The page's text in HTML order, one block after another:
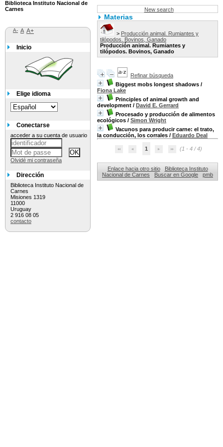
New search
Materias
> Producción animal. Rumiantes y
tilópodos. Bovinos, Ganado
Producción animal. Rumiantes y
tilópodos. Bovinos, Ganado
Refinar búsqueda
Biggest mobs longest shadows /
Fiona Lake
Principles of animal growth and
development / David E. Gerrard
Procesado y producción de alimentos
ecológicos / Simon Wright
Vacunos para producir carne: el trato,
la conducción, los corrales / Eduardo Deal
1 (1 - 4 / 4)
Enlace hacia otro sitio
Biblioteca Instituto
Nacional de Carnes
Buscar en Google pmb
Biblioteca Instituto Nacional de
Carnes
A- A A+
Inicio
Elige idioma
Conectarse
acceder a su cuenta de usuario
Olvidé mi contraseña
Dirección
Biblioteca Instituto Nacional de
Carnes
Misiones 1319
11000
Uruguay
2 916 08 05
contacto